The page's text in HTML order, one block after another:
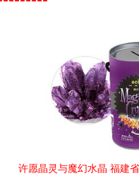
许愿晶灵与魔幻水晶 福建